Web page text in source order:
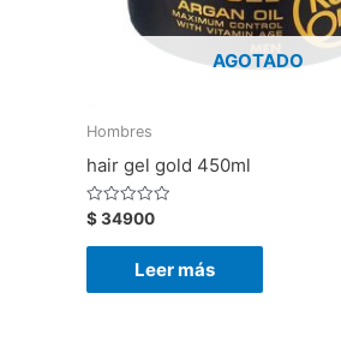
AGOTADO
Hombres
hair gel gold 450ml
Valorado
con
0
$34900
Leer más